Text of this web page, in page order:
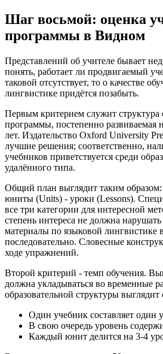
Шаг восьмой: оценка
программы в Видном
Представлений об учителе бывает
понять, работает ли продвигаемый
таковой отсутствует, то о качестве
лингвистике придётся позабыть.
Первым критерием служит структура
программы, постепенно развиваемая
лет. Издательство Oxford University
лучшие решения; соответственно,
учебников приветствуется среди
удалённого типа.
Общий план выглядит таким
юниты (Units) - уроки (Lessons).
все три категории для интересной
степень интереса не должна
материалы по языковой лингвистике
последовательно. Словесные
ходе упражнений.
Второй критерий - темп обучения.
должна укладываться во временные
образовательной структуры
Один учебник составляет один
В свою очередь уровень
Каждый юнит делится на 3-4